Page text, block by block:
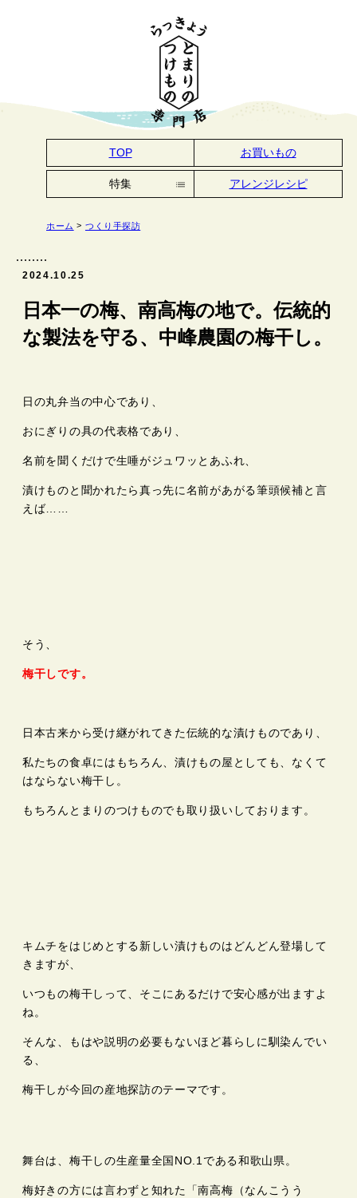
TOP お買いもの
特集
季節の手しごと
鳥取の美味しい話
アレンジレシピ
ホーム つくり手探訪
2024.10.25
日本一の梅、南高梅の地で。伝統的
な製法を守る、中峰農園の梅干し。
日の丸弁当の中心であり、
おにぎりの具の代表格であり、
名前を聞くだけで生唾がジュワッとあふれ、
漬けものと聞かれたら真っ先に名前があがる筆頭候補と言
えば……
そう、
梅干しです。
日本古来から受け継がれてきた伝統的な漬けものであり、
私たちの食卓にはもちろん、漬けもの屋としても、なくて
はならない梅干し。
もちろんとまりのつけものでも取り扱いしております。
キムチをはじめとする新しい漬けものはどんどん登場して
きますが、
いつもの梅干しって、そこにあるだけで安心感が出ますよ
ね。
そんな、もはや説明の必要もないほど暮らしに馴染んでい
る、
梅干しが今回の産地探訪のテーマです。
舞台は、梅干しの生産量全国NO.1である和歌山県。
梅好きの方には言わずと知れた「南高梅（なんこうう